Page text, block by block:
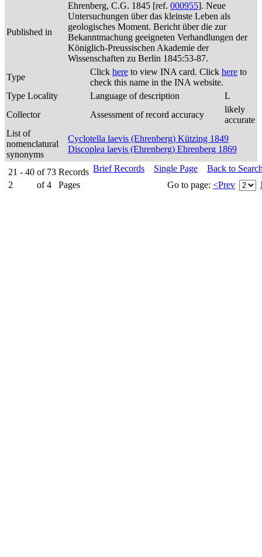
Published in
Ehrenberg, C.G. 1845 [ref. 000955]. Neue
Untersuchungen über das kleinste Leben als
geologisches Moment. Bericht über die zur
Bekanntmachung geeigneten Verhandlungen der
Königlich-Preussischen Akademie der
Wissenschaften zu Berlin 1845:53-87.
Type
Click here to view INA card. Click here to
check this name in the INA website.
Type Locality
Language of description
L
Collector
Assessment of record accuracy
likely
accurate
List of
nomenclatural
synonyms
Cyclotella laevis (Ehrenberg) Kützing 1849
Discoplea laevis (Ehrenberg) Ehrenberg 1869
21 - 40 of 73 Records
2
of 4 Pages
Brief Records Single Page
Back to
Go to page: <Prev